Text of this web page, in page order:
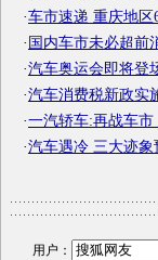
·车市速递 重庆地
·国内车市未必超前
·汽车奥运会即将登
·汽车消费税新政实
·一汽轿车:再战车
·汽车遇冷 三大迹
用户：